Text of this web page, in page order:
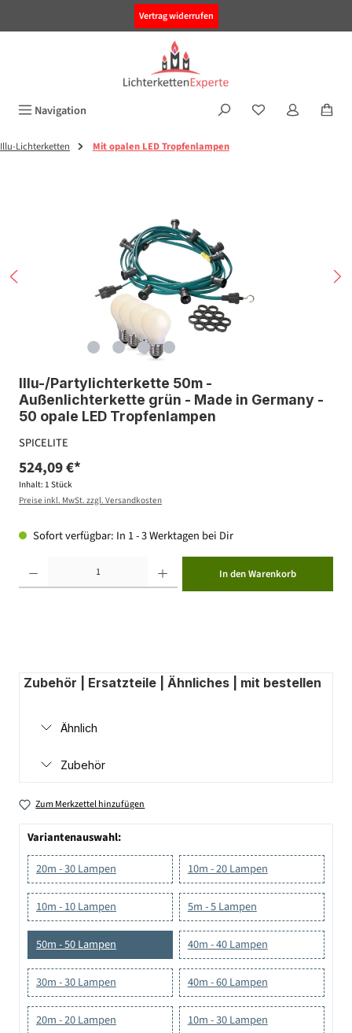
Vertrag widerrufen
Navigation
Illu-Lichterketten Mit opalen LED Tropfenlampen
Illu-/Partylichterkette 50m -
Außenlichterkette grün - Made in Germany -
50 opale LED Tropfenlampen
SPICELITE
524,09 €*
Inhalt: 1 Stück
Preise inkl. MwSt. zzgl. Versandkosten
Sofort verfügbar: In 1 - 3 Werktagen bei Dir
In den Warenkorb
Zubehör | Ersatzteile | Ähnliches | mit bestellen
Ähnlich
Zubehör
Zum Merkzettel hinzufügen
Variantenauswahl:
20m - 30 Lampen
10m - 20 Lampen
10m - 10 Lampen 5m - 5 Lampen
50m - 50 Lampen 40m - 40 Lampen
30m - 30 Lampen 40m - 60 Lampen
20m - 20 Lampen 10m - 30 Lampen